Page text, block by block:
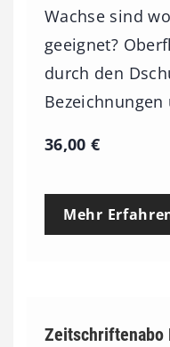
Wachse sind
geeignet?
durch den
36,00€
Mehr
Zeitschriftenabo